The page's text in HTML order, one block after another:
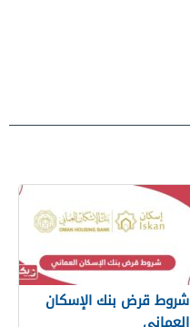
شروط قرض بنك الإسكان